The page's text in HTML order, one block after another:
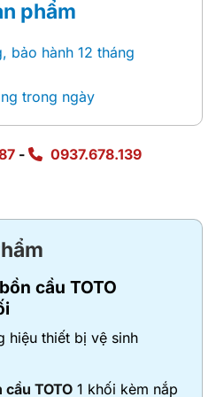
phẩm
bảo hành 12 tháng
trong ngày
- 0937.678.139
cầu TOTO
hiệu thiết bị vệ sinh
cầu TOTO1 khối kèm nắp